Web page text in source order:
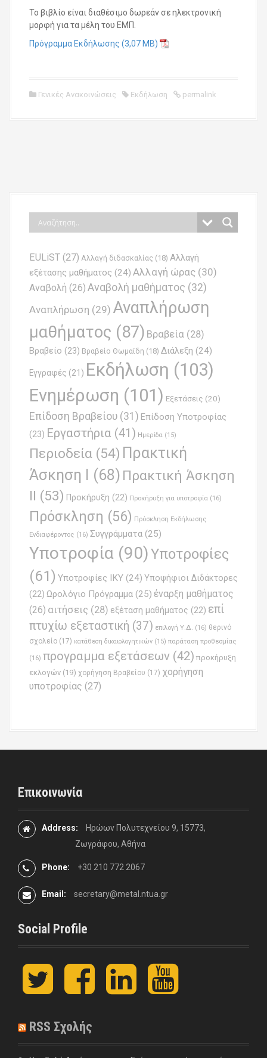
Το βιβλίο είναι διαθέσιμο δωρεάν σε ηλεκτρονική
μορφή για τα μέλη του ΕΜΠ.
Πρόγραμμα Εκδήλωσης
Γενικές Ανακοινώσεις Εκδήλωση permalink
EULiST (27) Αλλαγή διδασκαλίας (18) Αλλαγή
εξέτασης μαθήματος (24) Αλλαγή ώρας (30)
Αναβολή (26) Αναβολή μαθήματος (32)
Αναπλήρωση (29) Αναπλήρωση
μαθήματος (87) Βραβεία (28)
Βραβείο (23) Βραβείο Θωμαϊδη (18) Διάλεξη (24)
Εγγραφές (21) Εκδήλωση (103)
Ενημέρωση (101) Εξετάσεις (20)
Επίδοση Βραβείου (31) Επίδοση Υποτροφίας
(23) Εργαστήρια (41) Ημερίδα (15)
Περιοδεία (54) Πρακτική
Άσκηση Ι
(68) Πρακτική Άσκηση
ΙΙ (53) Προκήρυξη (22) Προκήρυξη για υποτροφία (16)
Πρόσκληση (56) Πρόσκληση Εκδήλωσης
Ενδιαφέροντος (16) Συγγράμματα (25)
Υποτροφία (90)Υποτροφίες
(61) Υποτροφίες ΙΚΥ (24) Υποψήφιοι Διδάκτορες
(22) Ωρολόγιο Πρόγραμμα (25) έναρξη μαθήματος
(26) αιτήσεις (28) εξέταση μαθήματος (22) επί
πτυχίω εξεταστική (37) επιλογή Υ.Δ. (16) θερινό
σχολείο (17) κατάθεση δικαιολογητικών (15) παράταση προθεσμίας
(16) προγραμμα εξετάσεων (42) προκήρυξη
εκλογών (19) χορήγηση Βραβείου (17) χορήγηση
υποτροφίας (27)
Επικοινωνία
Address:
Ηρώων Πολυτεχνείου 9, 15773,
Ζωγράφου, Αθήνα
Phone: +30 210 772 2067
Email: secretary@metal.ntua.gr
Social Profile
t
i
e
r
F
c
o
L
n
I
y
u
e
RSS Σχολής